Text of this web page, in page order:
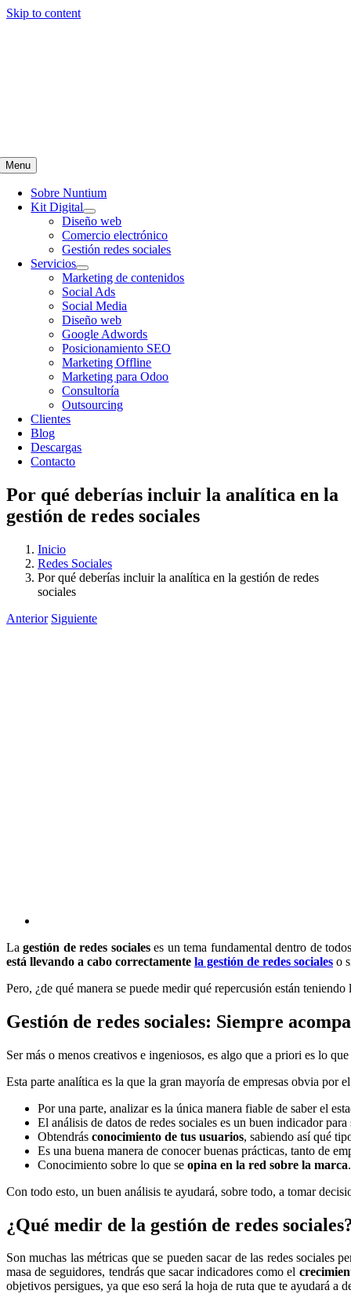
Skip to content
Menu
Sobre Nuntium
Kit Digital
Diseño web
Comercio electrónico
Gestión redes sociales
Servicios
Marketing de contenidos
Social Ads
Social Media
Diseño web
Google Adwords
Posicionamiento SEO
Marketing Offline
Marketing para Odoo
Consultoría
Outsourcing
Clientes
Blog
Descargas
Contacto
Por qué deberías incluir la analítica en la
gestión de redes sociales
Inicio
Redes Sociales
Por qué deberías incluir la analítica en la gestión de redes
sociales
Anterior Siguiente
Lagestión de redes socialeses un tema fundamental dentro de
está llevando a cabo correctamente la gestión de redes sociales o
Pero, ¿de qué manera se puede medir qué repercusión están
Gestión de redes sociales: Siempre
Ser más o menos creativos e ingeniosos, es algo que a priori es lo
Esta parte analítica es la que la gran mayoría de empresas obvia por
Por una parte, analizar es la única manera fiable de saber el
El análisis de datos de redes sociales es un buen indicador
Obtendrás conocimiento de tus usuarios, sabiendo así qué
Es una buena manera de conocer buenas prácticas, tanto de
Conocimiento sobre lo que se opina en la red sobre la marca.
Con todo esto, un buen análisis te ayudará, sobre todo, a tomar
¿Qué medir de la gestión de redes
Son muchas las métricas que se pueden sacar de las redes
masa de seguidores, tendrás que sacar indicadores como el
objetivos persigues, ya que eso será la hoja de ruta que te ayudará a